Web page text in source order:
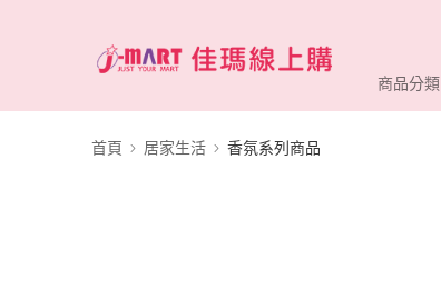
商品分類
首頁 居家生活 香氛系列商品